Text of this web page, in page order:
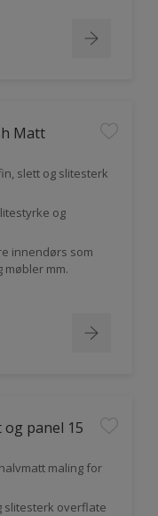
Matt
slett og slitesterk
og
innendørs som
møbler mm.
panel 15
maling for
slitesterk overflate